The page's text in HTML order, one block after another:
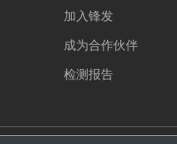
加入锋发
成为合作伙伴
检测报告